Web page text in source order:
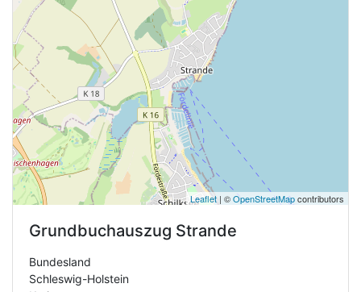
Leaflet | ©OpenStreetMapcontributors
Grundbuchauszug Strande
Bundesland
Schleswig-Holstein